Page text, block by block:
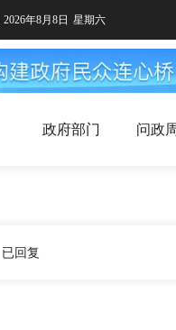
2026年8月8日 星期六
政府部门 问政
已回复